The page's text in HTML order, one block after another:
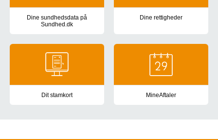
Dine sundhedsdata på
Sundhed.dk
Dine rettigheder
Dit stamkort MineAftaler